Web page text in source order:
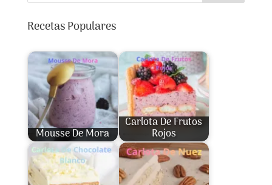
Recetas Populares
Mousse De Mora
Carlota De Frutos
Rojos